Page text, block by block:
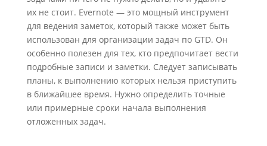
их не стоит. Evernote — это мощный инструмент
для ведения заметок, который также может быть
использован для организации задач по GTD. Он
особенно полезен для тех, кто предпочитает вести
подробные записи и заметки. Следует записывать
планы, к выполнению которых нельзя приступить
в ближайшее время. Нужно определить точные
или примерные сроки начала выполнения
отложенных задач.